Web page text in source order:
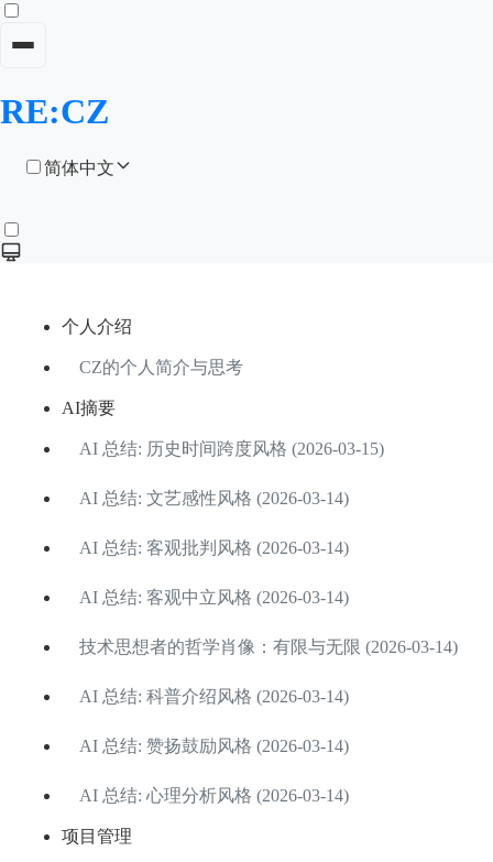
RE:CZ
简体中文
个人介绍
CZ的个人简介与思考
AI摘要
AI 总结: 历史时间跨度风格 (2026-03-15)
AI 总结: 文艺感性风格 (2026-03-14)
AI 总结: 客观批判风格 (2026-03-14)
AI 总结: 客观中立风格 (2026-03-14)
技术思想者的哲学肖像：有限与无限 (2026-03-14)
AI 总结: 科普介绍风格 (2026-03-14)
AI 总结: 赞扬鼓励风格 (2026-03-14)
AI 总结: 心理分析风格 (2026-03-14)
项目管理